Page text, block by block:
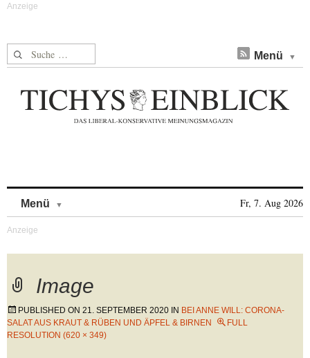
Suche nach: Menü
Menü Fr, 7. Aug 2026
Image
PUBLISHED ON 21. SEPTEMBER 2020 IN BEI ANNE WILL: CORONA-
SALAT AUS KRAUT & RÜBEN UND ÄPFEL & BIRNEN
FULL
RESOLUTION (620 × 349)